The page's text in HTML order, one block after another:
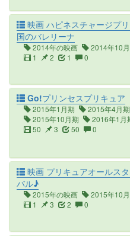
映画 ハピネスチャージプ
国のバレリーナ
2014年の映画
2014年10
1
2 1 0
Go!プリンセスプリキュア
2015年1月期 2015年4月期
2015年10月期
2016年1月
50
3 50 0
映画 プリキュアオールス
バル♪
2015年の映画
2015年10
1
3 2 0